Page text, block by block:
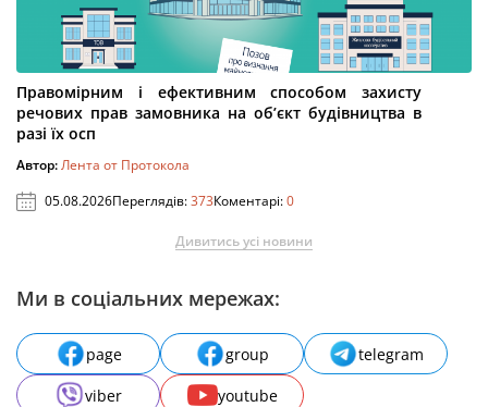
Правомірним і ефективним способом захисту
речових прав замовника на об’єкт будівництва в
разі їх осп
Автор:Лента от Протокола
05.08.2026Переглядів:373Коментарі:0
Дивитись усі новини
Ми в соціальних мережах:
page group
telegram
viber
youtube